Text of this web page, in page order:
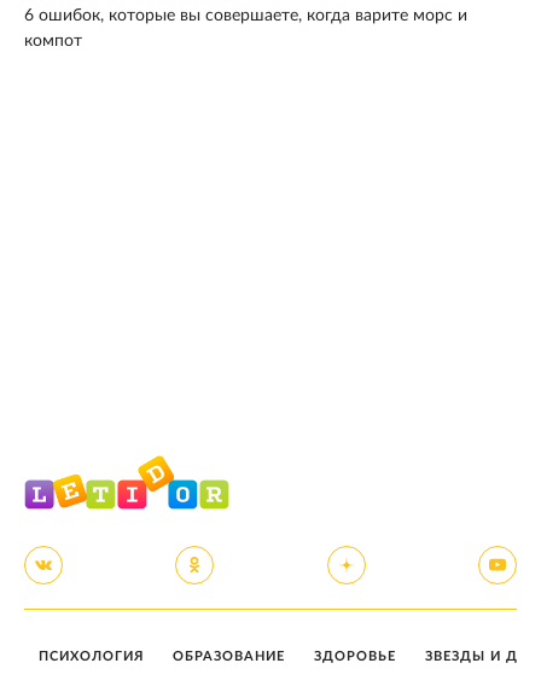
6 ошибок, которые вы совершаете, когда варите морс и
компот
ПСИХОЛОГИЯ ОБРАЗОВАНИЕ ЗДОРОВЬЕ ЗВЕЗДЫ И